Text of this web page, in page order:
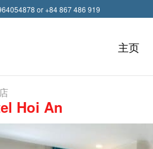
or +84 867 486 919
主页
Hoi An